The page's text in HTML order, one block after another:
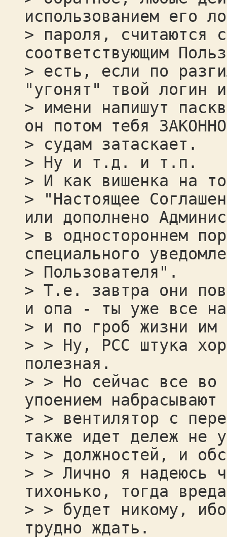
использованием его
> пароля, считаются
соответствующим
> есть, если по
"угонят" твой логин
> имени напишут
он потом тебя
> судам затаскает.
> Ну и т.д. и т.п.
> И как вишенка на
> "Настоящее
или дополнено
> в одностороннем
специального
> Пользователя".
> Т.е. завтра они
и опа - ты уже все
> и по гроб жизни им
> > Ну, РСС штука
полезная.
> > Но сейчас все во
упоением набрасывают
> > вентилятор с
также идет дележ не
> > должностей, и
> > Лично я надеюсь
тихонько, тогда
> > будет никому,
трудно ждать.